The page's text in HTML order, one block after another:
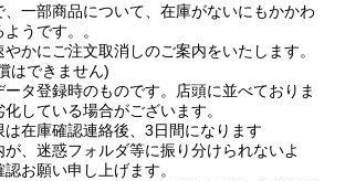
一部商品について、在庫がないにもかかわ
うです。。
かにご注文取消しのご案内をいたします。
はできません)
タ登録時のものです。店頭に並べておりま
している場合がございます。
在庫確認連絡後、3日間になります
、迷惑フォルダ等に振り分けられないよ
お願い申し上げます。